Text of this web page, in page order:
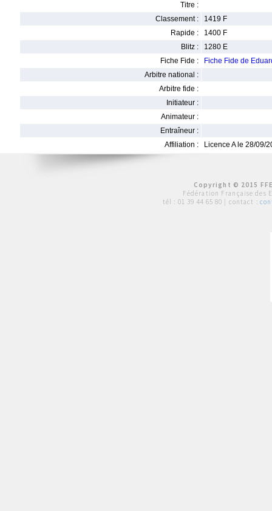
Titre :
Classement :
1419 F
Rapide :
1400 F
Blitz :
1280 E
Fiche Fide :
Fiche Fide de
Arbitre national :
Arbitre fide :
Initiateur :
Animateur :
Entraîneur :
Affiliation :
Licence A le 28/09/
Copyright © 2015
Fédération Française des
tél : 01 39 44 65 80 | contact :